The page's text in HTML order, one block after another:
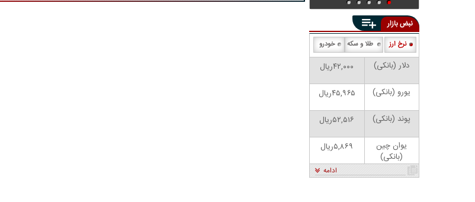
نبض بازار
نرخ ارز طلا و سکه خودرو
دلار (بانکی)
۴۲,۰۰۰ریال
یورو (بانکی)
۴۵,۹۶۵ریال
پوند (بانکی)
۵۲,۵۱۶ریال
یوان چین
(بانکی)
۵,۸۶۹ریال
ادامه